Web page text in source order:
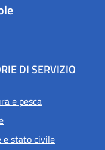
DI SERVIZIO
e pesca
e stato civile